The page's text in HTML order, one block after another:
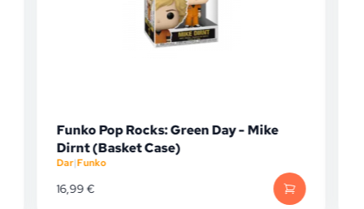
Funko Pop Rocks: Green Day - Mike
Dirnt (Basket Case)
Dar|Funko
16,99€